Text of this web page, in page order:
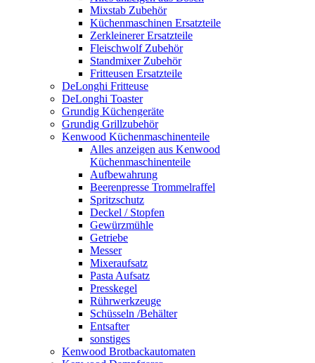
Mixstab Zubehör
Küchenmaschinen Ersatzteile
Zerkleinerer Ersatzteile
Fleischwolf Zubehör
Standmixer Zubehör
Fritteusen Ersatzteile
DeLonghi Fritteuse
DeLonghi Toaster
Grundig Küchengeräte
Grundig Grillzubehör
Kenwood Küchenmaschinenteile
Alles anzeigen aus Kenwood
Küchenmaschinenteile
Aufbewahrung
Beerenpresse Trommelraffel
Spritzschutz
Deckel / Stopfen
Gewürzmühle
Getriebe
Messer
Mixeraufsatz
Pasta Aufsatz
Presskegel
Rührwerkzeuge
Schüsseln /Behälter
Entsafter
sonstiges
Kenwood Brotbackautomaten